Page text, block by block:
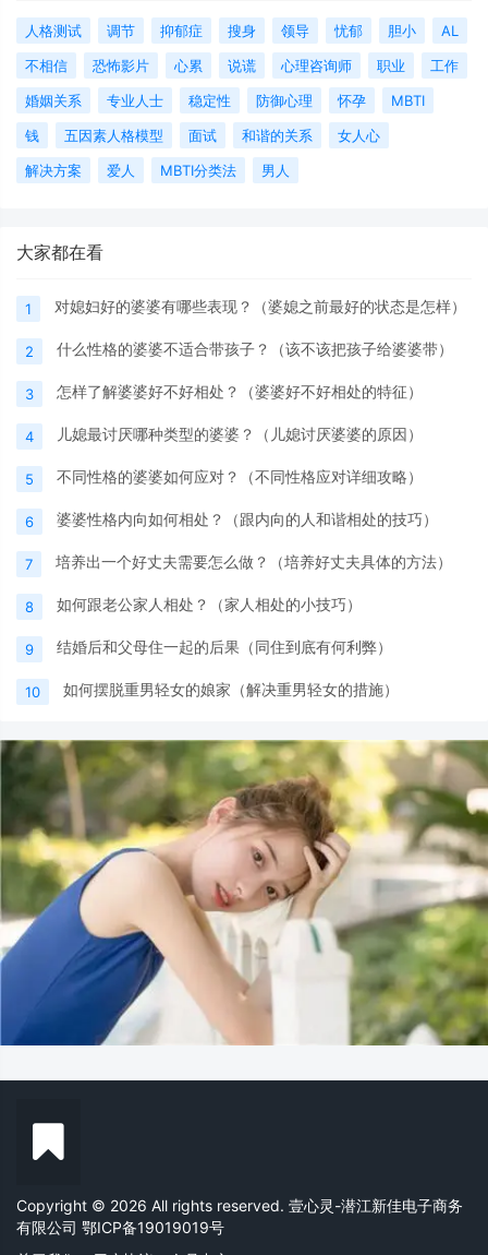
人格测试 调节 抑郁症 搜身 领导 忧郁 胆小
AL
不相信
恐怖影片 心累 说谎 心理咨询师 职业
工作
婚姻关系
专业人士 稳定性 防御心理 怀孕
MBTI
钱
五因素人格模型 面试 和谐的关系
女人心
解决方案
爱人 MBTI分类法 男人
大家都在看
1 对媳妇好的婆婆有哪些表现？（婆媳之前最好的状态是怎样）
2 什么性格的婆婆不适合带孩子？（该不该把孩子给婆婆带）
3 怎样了解婆婆好不好相处？（婆婆好不好相处的特征）
4 儿媳最讨厌哪种类型的婆婆？（儿媳讨厌婆婆的原因）
5 不同性格的婆婆如何应对？（不同性格应对详细攻略）
6 婆婆性格内向如何相处？（跟内向的人和谐相处的技巧）
7 培养出一个好丈夫需要怎么做？（培养好丈夫具体的方法）
8 如何跟老公家人相处？（家人相处的小技巧）
9 结婚后和父母住一起的后果（同住到底有何利弊）
10 如何摆脱重男轻女的娘家（解决重男轻女的措施）
Copyright © 2026 All rights reserved. 壹心灵-潜江新佳电子商务
有限公司 鄂ICP备19019019号